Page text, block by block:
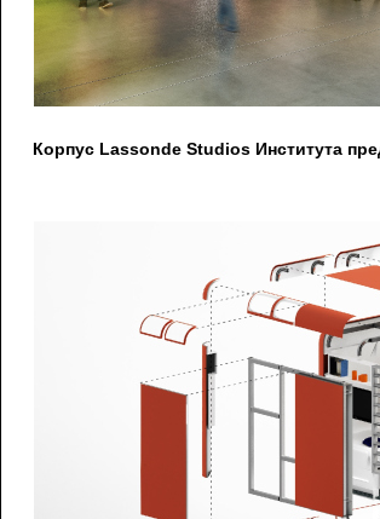
Корпус Lassonde Studios Института